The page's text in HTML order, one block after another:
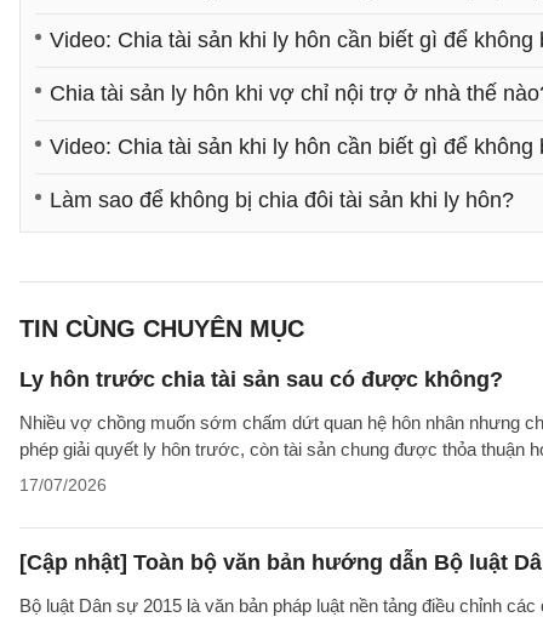
Video: Chia tài sản khi ly hôn cần biết gì để không
Chia tài sản ly hôn khi vợ chỉ nội trợ ở nhà thế
Video: Chia tài sản khi ly hôn cần biết gì để không
Làm sao để không bị chia đôi tài sản khi ly hôn?
TIN CÙNG CHUYÊN MỤC
Ly hôn trước chia tài sản sau có được không?
Nhiều vợ chồng muốn sớm chấm dứt quan hệ hôn nhân nhưng
phép giải quyết ly hôn trước, còn tài sản chung được thỏa thuận
17/07/2026
[Cập nhật] Toàn bộ văn bản hướng dẫn Bộ luật
Bộ luật Dân sự 2015 là văn bản pháp luật nền tảng điều chỉnh